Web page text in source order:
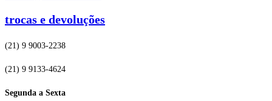
trocas e devoluções
(21) 9 9003-2238
(21) 9 9133-4624
Segunda a Sexta